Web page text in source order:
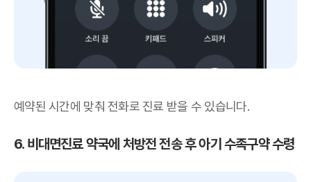
예약된 시간에 맞춰 전화로 진료 받을 수 있습니다.
6. 비대면진료 약국에 처방전 전송 후 아기 수족구약 수령